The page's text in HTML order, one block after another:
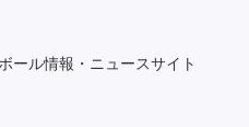
ール情報・ニュースサイト